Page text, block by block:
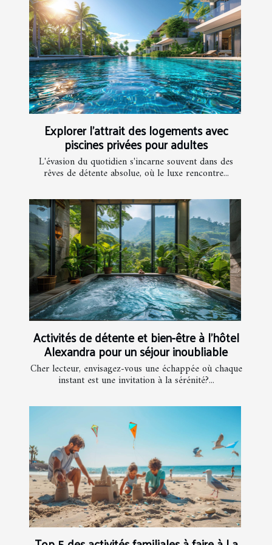
Explorer l'attrait des logements avec
piscines privées pour adultes
L'évasion du quotidien s'incarne souvent dans des
rêves de détente absolue, où le luxe rencontre...
Activités de détente et bien-être à l’hôtel
Alexandra pour un séjour inoubliable
Cher lecteur, envisagez-vous une échappée où chaque
instant est une invitation à la sérénité?...